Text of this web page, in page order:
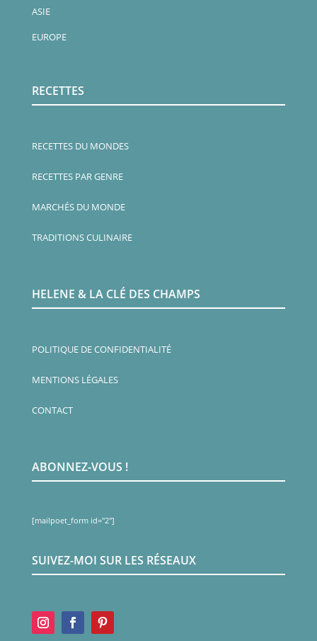
ASIE
EUROPE
RECETTES
RECETTES DU MONDES
RECETTES PAR GENRE
MARCHÉS DU MONDE
TRADITIONS CULINAIRE
HELENE & LA CLÉ DES CHAMPS
POLITIQUE DE CONFIDENTIALITÉ
MENTIONS LÉGALES
CONTACT
ABONNEZ-VOUS !
[mailpoet_form id="2"]
SUIVEZ-MOI SUR LES RÉSEAUX